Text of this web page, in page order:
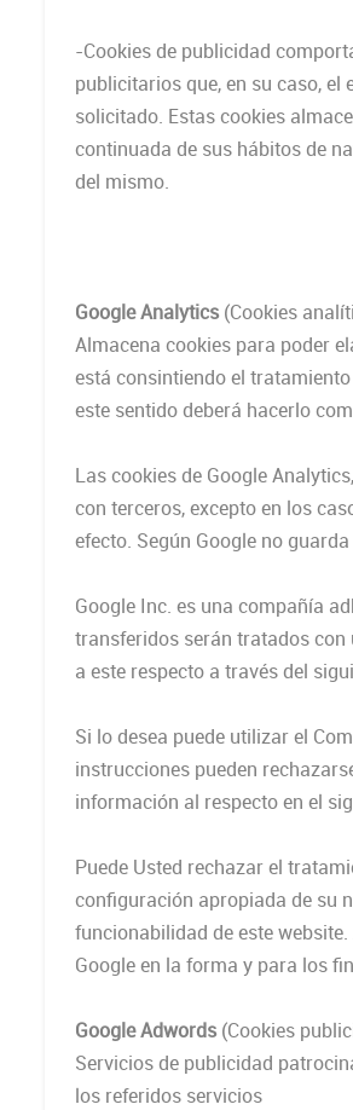
-Cookies de publicidad
publicitarios que, en su caso,
solicitado. Estas cookies
continuada de sus hábitos de
del mismo.
Google Analytics(Cookies
Almacena cookies para poder
está consintiendo el
este sentido deberá hacerlo
Las cookies de Google
con terceros, excepto en los
efecto. Según Google no
Google Inc. es una compañía
transferidos serán tratados
a este respecto a través del
Si lo desea puede utilizar el
instrucciones pueden
información al respecto en el
Puede Usted rechazar el
configuración apropiada de su
funcionabilidad de este
Google en la forma y para los
Google Adwords(Cookies
Servicios de publicidad
los referidos servicios